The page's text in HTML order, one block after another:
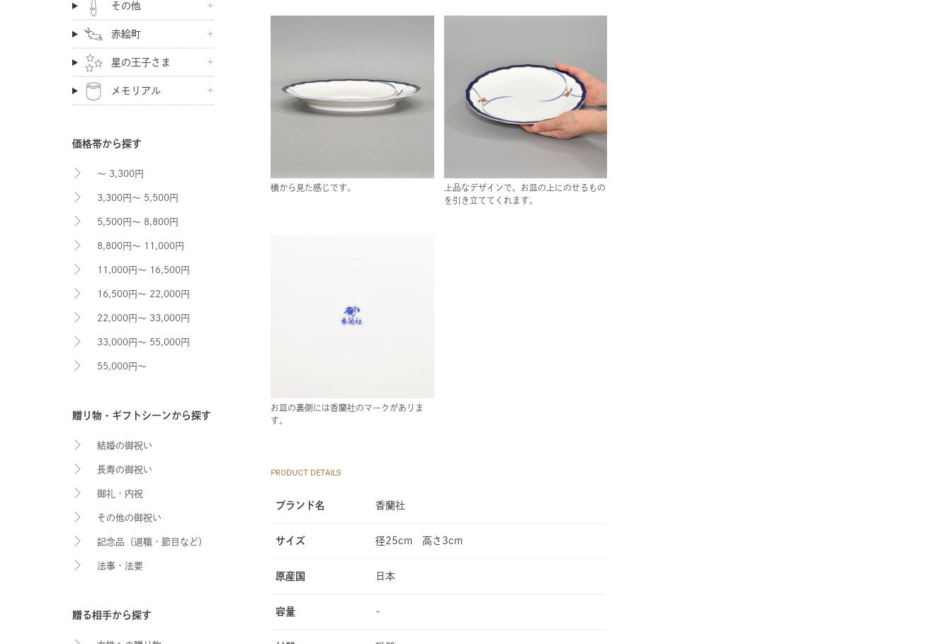
横から見た感じです。
上品なデザインで、お皿の上にのせるもの
を引き立ててくれます。
お皿の裏側には香蘭社のマークがありま
す。
PRODUCT DETAILS
ブランド名 香蘭社
サイズ 径25cm 高さ3cm
原産国 日本
容量 -
その他
赤絵町
星の王子さま
メモリアル
価格帯から探す
～ 3,300円
3,300円～ 5,500円
5,500円～ 8,800円
8,800円～ 11,000円
11,000円～ 16,500円
16,500円～ 22,000円
22,000円～ 33,000円
33,000円～ 55,000円
55,000円～
贈り物・ギフトシーンから探す
結婚の御祝い
長寿の御祝い
御礼・内祝
その他の御祝い
記念品（退職・節目など）
法事・法要
贈る相手から探す